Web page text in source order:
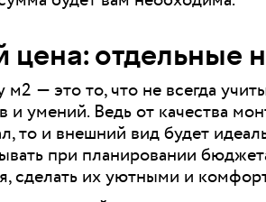
цена: отдельные
м2 — это то, что не всегда
умений. Ведь от качества
то и внешний вид будет
при планировании
сделать их уютными и